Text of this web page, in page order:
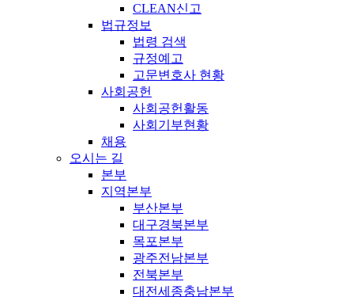
CLEAN신고
법규정보
법령 검색
규정예고
고문변호사 현황
사회공헌
사회공헌활동
사회기부현황
채용
오시는 길
본부
지역본부
부산본부
대구경북본부
목포본부
광주전남본부
전북본부
대전세종충남본부